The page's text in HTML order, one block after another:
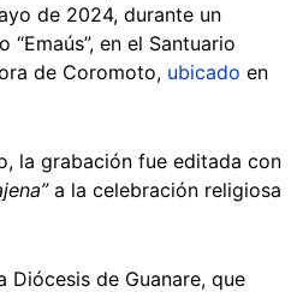
de 2024, durante un
en el Santuario
de Coromoto, ubicado en
la grabación fue editada con
a la celebración religiosa
Diócesis de Guanare, que